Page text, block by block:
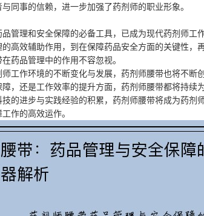
同事的信赖，进一步加强了药剂师的职业形象。
管理和安全保障的必备工具，已成为现代药剂师工
高效辅助作用，到在保障药品安全方面的关键性，
药品管理中的作用不容忽视。
工作环境的不断变化与发展，药剂师腰带也将不断
，还是工作效率的提升方面，药剂师腰带都将持续
的进步与实践经验的积累，药剂师腰带将成为药剂
作的高效运作。